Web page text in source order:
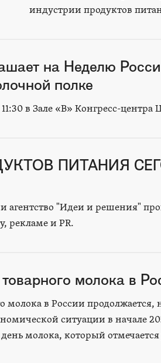
индустрии продуктов
на Неделю
полке
в Зале «В» Конгресс-центра
ПИТАНИЯ
агентство "Идеи и решения"
рекламе и PR.
молока в
молока в России
ситуации в начале
молока, который отмечается